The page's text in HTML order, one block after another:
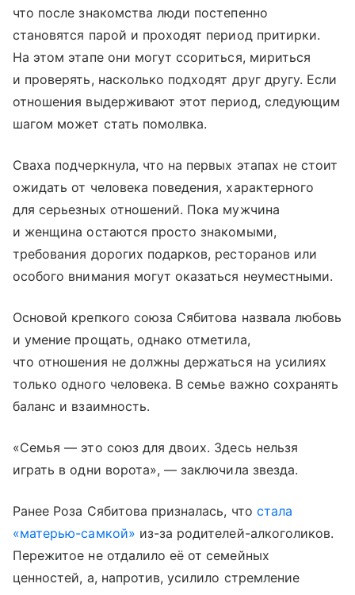
что после знакомства люди постепенно
становятся парой и проходят период притирки.
На этом этапе они могут ссориться, мириться
и проверять, насколько подходят друг другу. Если
отношения выдерживают этот период, следующим
шагом может стать помолвка.
Сваха подчеркнула, что на первых этапах не стоит
ожидать от человека поведения, характерного
для серьезных отношений. Пока мужчина
и женщина остаются просто знакомыми,
требования дорогих подарков, ресторанов или
особого внимания могут оказаться неуместными.
Основой крепкого союза Сябитова назвала любовь
и умение прощать, однако отметила,
что отношения не должны держаться на усилиях
только одного человека. В семье важно сохранять
баланс и взаимность.
«Семья — это союз для двоих. Здесь нельзя
играть в одни ворота», — заключила звезда.
Ранее Роза Сябитова призналась, что стала
«матерью-самкой» из-за родителей-алкоголиков.
Пережитое не отдалило её от семейных
ценностей, а, напротив, усилило стремление